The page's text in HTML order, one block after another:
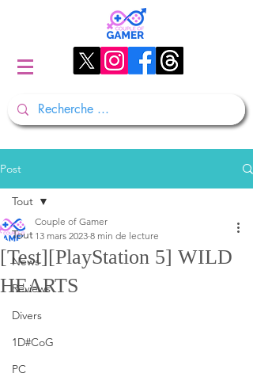
Post
Tout
News
Reviews
Divers
1D#CoG
PC
Tout
[Test][PlayStation 5] WILD
HEARTS
Couple of Gamer
13 mars 2023 8 min de lecture